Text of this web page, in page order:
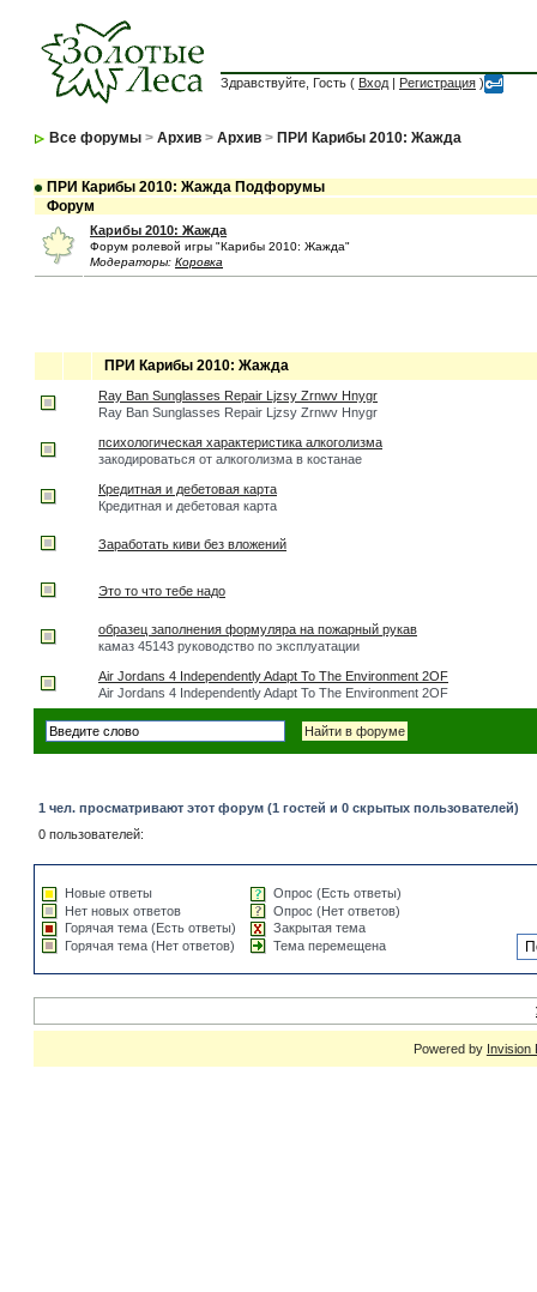
Здравствуйте, Гость ( Вход | Регистрация )
Все форумы > Архив > Архив > ПРИ Карибы 2010: Жажда
ПРИ Карибы 2010: Жажда Подфорумы
Форум
Карибы 2010: Жажда
Форум ролевой игры "Карибы 2010: Жажда"
Модераторы: Коровка
ПРИ Карибы 2010: Жажда
Ray Ban Sunglasses Repair Ljzsy Zrnwv Hnygr
Ray Ban Sunglasses Repair Ljzsy Zrnwv Hnygr
психологическая характеристика алкоголизма
закодироваться от алкоголизма в костанае
Кредитная и дебетовая карта
Кредитная и дебетовая карта
Заработать киви без вложений
Это то что тебе надо
образец заполнения формуляра на пожарный рукав
камаз 45143 руководство по эксплуатации
Air Jordans 4 Independently Adapt To The Environment 2OF
Air Jordans 4 Independently Adapt To The Environment 2OF
1 чел. просматривают этот форум (1 гостей и 0 скрытых пользователей)
0 пользователей:
Новые ответы
Нет новых ответов
Горячая тема (Есть ответы)
Горячая тема (Нет ответов)
Опрос (Есть ответы)
Опрос (Нет ответов)
Закрытая тема
Тема перемещена
Powered by Invision